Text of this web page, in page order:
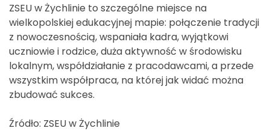
ZSEU w Żychlinie to szczególne miejsce na
wielkopolskiej edukacyjnej mapie: połączenie tradycji
z nowoczesnością, wspaniała kadra, wyjątkowi
uczniowie i rodzice, duża aktywność w środowisku
lokalnym, współdziałanie z pracodawcami, a przede
wszystkim współpraca, na której jak widać można
zbudować sukces.
Źródło: ZSEU w Żychlinie